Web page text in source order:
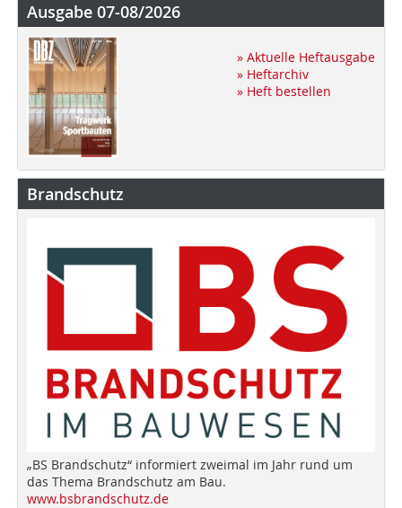
Ausgabe 07-08/2026
» Aktuelle Heftausgabe
» Heftarchiv
» Heft bestellen
Brandschutz
„BS Brandschutz“ informiert zweimal im Jahr rund um
das Thema Brandschutz am Bau.
www.bsbrandschutz.de